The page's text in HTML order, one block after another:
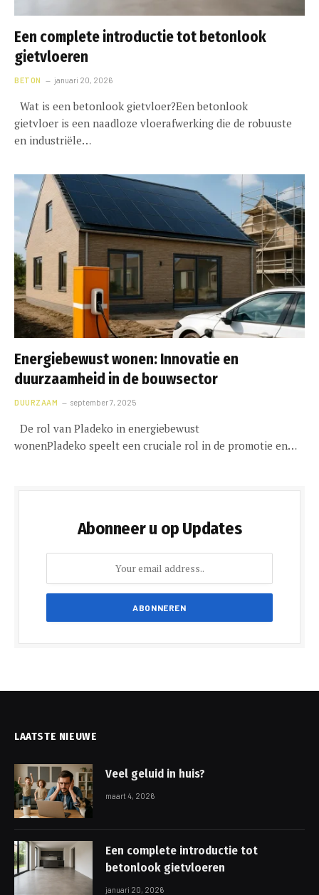
Een complete introductie tot betonlook
gietvloeren
BETON januari 20, 2026
Wat is een betonlook gietvloer?Een betonlook
gietvloer is een naadloze vloerafwerking die de robuuste
en industriële…
Energiebewust wonen: Innovatie en
duurzaamheid in de bouwsector
DUURZAAM september 7, 2025
De rol van Pladeko in energiebewust
wonenPladeko speelt een cruciale rol in de promotie en…
Abonneer u op Updates
LAATSTE NIEUWE
Veel geluid in huis?
maart 4, 2026
Een complete introductie tot
betonlook gietvloeren
januari 20, 2026